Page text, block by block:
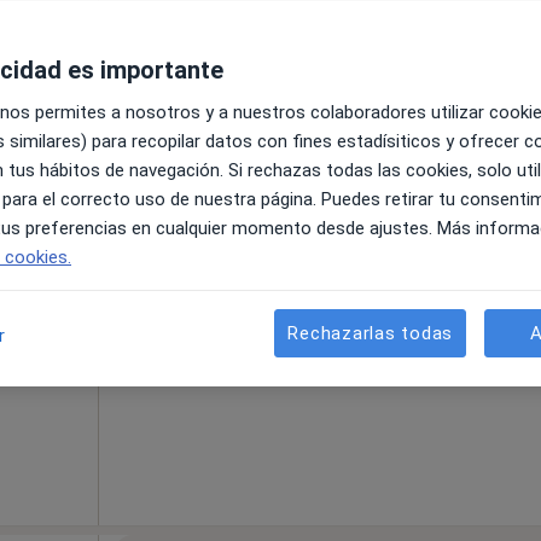
Armilla • Mapa
es importante
permites a nosotros y a nuestros colaboradores utilizar
similares) para recopilar datos con fines estadísiticos y ofrecer
tus hábitos de navegación. Si rechazas todas las cookies, solo
el correcto uso de nuestra página. Puedes retirar tu
preferencias en cualquier momento desde ajustes. Más
Rechazarlas todas